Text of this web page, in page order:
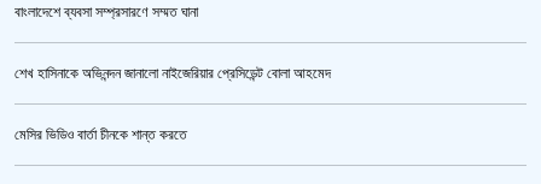
‘জুলাই গণঅভ্যুত্থান স্মৃতি জাদুঘর’ উদ্বোধন করলেন প্রধানমন্ত্রী
বাংলাদেশে ব্যবসা সম্প্রসারণে সম্মত ঘানা
শেখ হাসিনাকে অভিনন্দন জানালো নাইজেরিয়ার প্রেসিডেন্ট বোলা আহমেদ
মেসির ভিডিও বার্তা চীনকে শান্ত করতে